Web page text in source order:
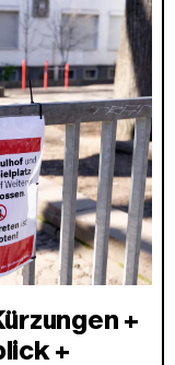
+
+